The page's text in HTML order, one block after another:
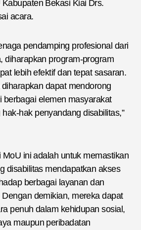
Bekasi Kiai Drs.
acara.
pendamping profesional dari
diharapkan program-program
lebih efektif dan tepat sasaran.
dapat mendorong
berbagai elemen masyarakat
hak penyandang disabilitas,”
MoU ini adalah untuk memastikan
disabilitas mendapatkan akses
berbagai layanan dan
demikian, mereka dapat
penuh dalam kehidupan sosial,
maupun peribadatan